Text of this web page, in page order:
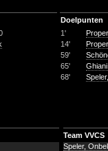
Doelpunten
1'
14'
59'
65'
68'
Team VVCS
Speler,